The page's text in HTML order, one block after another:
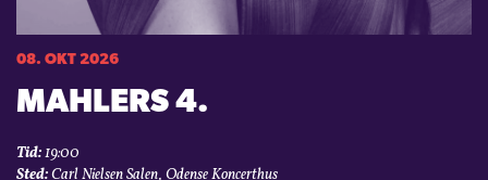
08. OKT 2026
MAHLERS 4.
Tid:19:00
Sted:Carl Nielsen Salen, Odense Koncerthus